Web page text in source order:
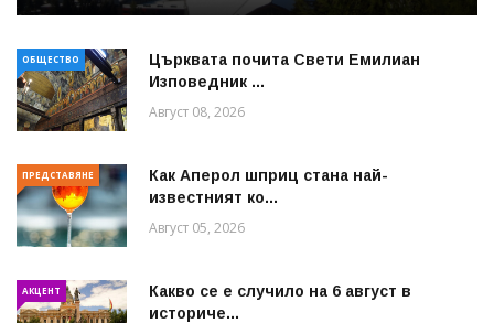
ОБЩЕСТВО
Църквата почита Свeти Емилиан
Изповедник ...
Август 08, 2026
ПРЕДСТАВЯНЕ
Как Аперол шприц стана най-
известният ко...
Август 05, 2026
АКЦЕНТ
Какво се е случило на 6 август в
историче...